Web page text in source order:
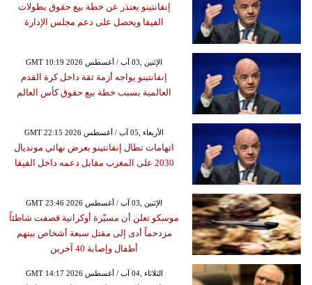
إنفانتينو يعتذر عن خطة بيع حقوق بطولات
الفيفا ويحصل على دعم مجلس الإدارة
GMT 10:19 2026 الإثنين ,03 آب / أغسطس
إنفانتينو يواجه أزمة ثقة داخل كرة القدم
العالمية بسبب خطة بيع حقوق كأس العالم
GMT 22:15 2026 الأربعاء ,05 آب / أغسطس
اتهامات تطال إنفانتينو بعرض نهائي مونديال
2030 على المغرب مقابل دعمه داخل الفيفا
GMT 23:46 2026 الإثنين ,03 آب / أغسطس
موسكو تعلن أن مسيّرة أوكرانية قصفت شاطئاً
مزدحماً أدى إلى مقتل سبعة أشخاص بينهم
أطفال وإصابة 40 آخرين
GMT 14:17 2026 الثلاثاء ,04 آب / أغسطس